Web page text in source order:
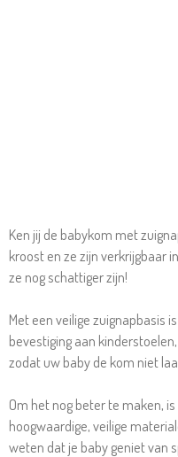
Ken jij de babykom met
kroost en ze zijn verkrijgbaar
ze nog schattiger zijn!
Met een veilige zuignapbasis
bevestiging aan
zodat uw baby de kom niet
Om het nog beter te maken,
hoogwaardige, veilige
weten dat je baby geniet van